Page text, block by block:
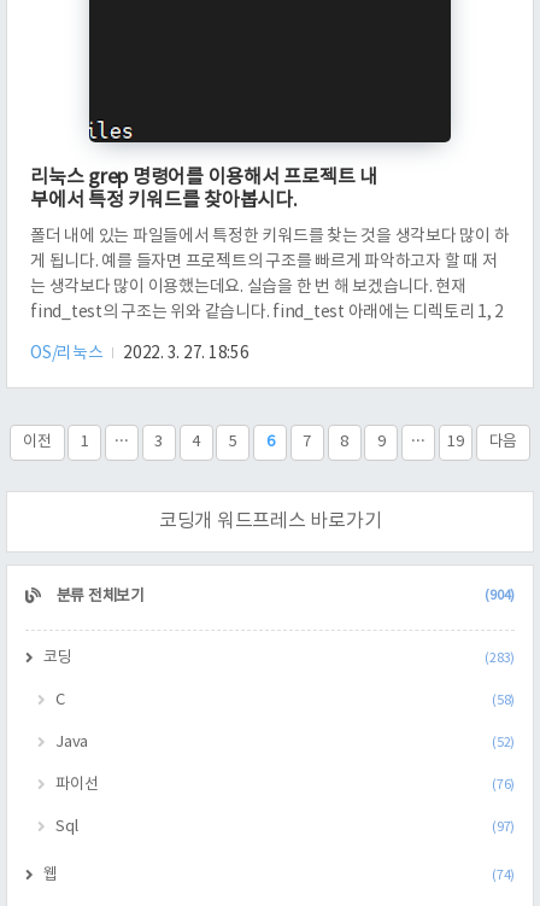
리눅스 grep 명령어를 이용해서 프로젝트 내
부에서 특정 키워드를 찾아봅시다.
폴더 내에 있는 파일들에서 특정한 키워드를 찾는 것을 생각보다 많이 하
게 됩니다. 예를 들자면 프로젝트의 구조를 빠르게 파악하고자 할 때 저
는 생각보다 많이 이용했는데요. 실습을 한 번 해 보겠습니다. 현재
find_test의 구조는 위와 같습니다. find_test 아래에는 디렉토리 1, 2
4.txt가 있습니다. 다음에 find_test에는 디렉토리 1, 2 말고도 5.txt와
6.txt가 있습니다. 저는 특정 키워드를 찾을 때, r 옵션과 n 옵션을 저는
합니다. 보시면, 5.txt와 6.txt 뿐만이 아니라, 디렉토리 1과 2 밑에 있는
1.tx..
OS/리눅스 2022. 3. 27. 18:56
이전 1 ··· 3 4 5 6 7 8 9 ··· 19 다음
코딩개 워드프레스 바로가기
CATEGORY
분류 전체보기 (904)
코딩 (283)
C (58)
Java (52)
파이선 (76)
Sql (97)
웹 (74)